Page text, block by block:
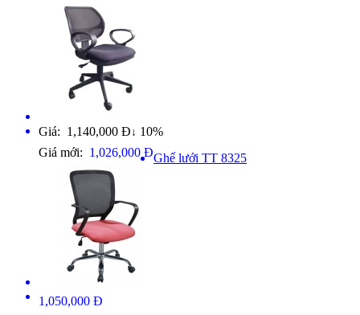
Giá: 1,140,000 Đ ↓ 10%
Giá mới: 1,026,000 ĐGhế lưới TT 8325
1,050,000 Đ